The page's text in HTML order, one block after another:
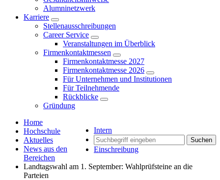
Alumninetzwerk
Karriere
Stellenausschreibungen
Career Service
Veranstaltungen im Überblick
Firmenkontaktmessen
Firmenkontaktmesse 2027
Firmenkontaktmesse 2026
Für Unternehmen und Institutionen
Für Teilnehmende
Rückblicke
Gründung
Intern
Suchen
Einschreibung
Home
Hochschule
Aktuelles
News aus den
Bereichen
Landtagswahl am 1. September: Wahlprüfsteine an die
Parteien